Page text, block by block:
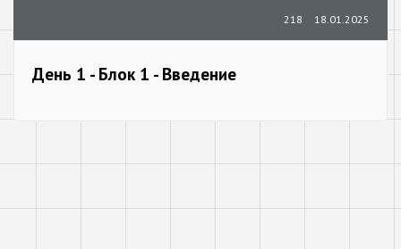
18.01.2025
218
День 1 - Блок 1 - Введение